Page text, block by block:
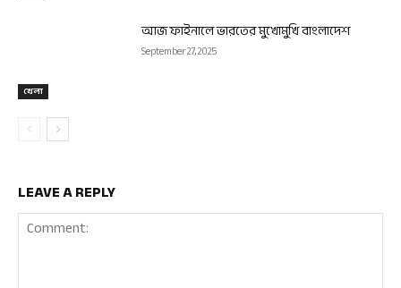
খেলা
আজ ফাইনালে ভারতের মুখোমুখি বাংলাদেশ
September 27, 2025
LEAVE A REPLY